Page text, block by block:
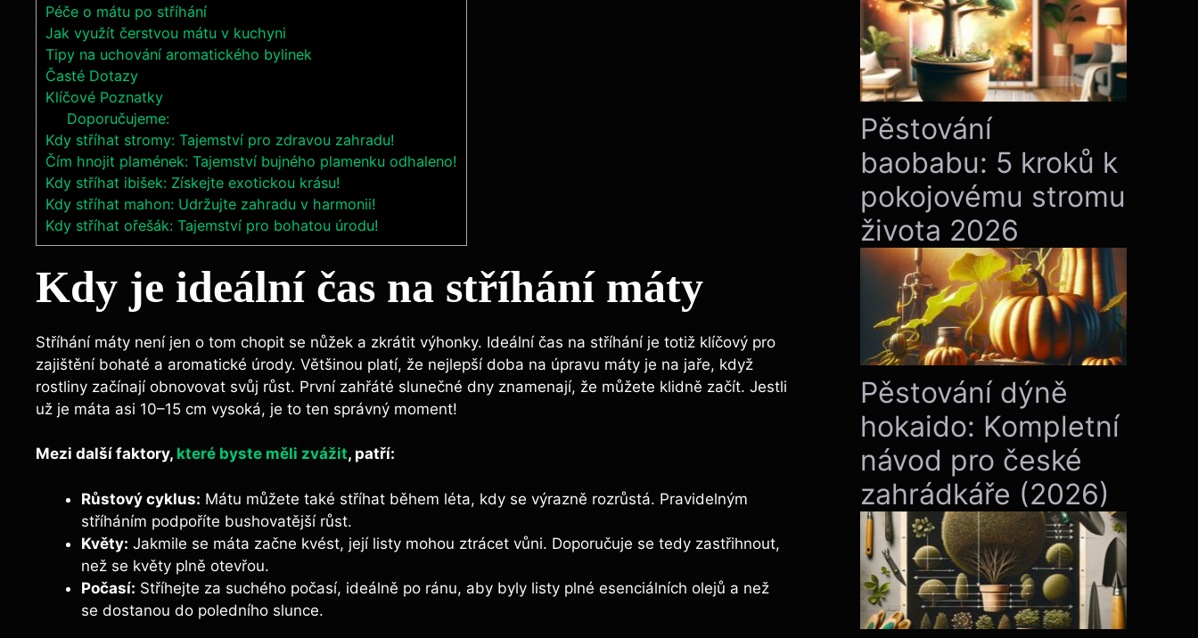
Péče o ⁤mátu po stříhání
Jak‌ využít čerstvou mátu v kuchyni
Tipy na uchování aromatického bylinek
Časté Dotazy
Klíčové Poznatky
Doporučujeme:
Kdy stříhat stromy: Tajemství pro zdravou zahradu!
Čím hnojit plamének: Tajemství bujného plamenku odhaleno!
Kdy stříhat ibišek: Získejte exotickou krásu!
Kdy stříhat mahon: Udržujte zahradu v harmonii!
Kdy stříhat ořešák: Tajemství pro bohatou úrodu!
Kdy je ideální⁤ čas ‌na stříhání máty
Stříhání máty není jen o tom chopit se nůžek a‍ zkrátit​ výhonky. Ideální​ čas na stříhání je totiž klíčový pro
zajištění ⁤bohaté a aromatické⁤ úrody. Většinou platí, že nejlepší doba na úpravu máty je na ⁢jaře, když⁤
rostliny začínají obnovovat svůj růst. První ‍zahřáté slunečné dny znamenají, že můžete klidně začít. Jestli
už⁤ je​ máta asi ​10–15‌ cm vysoká, je to‍ ten správný moment!
Mezi další faktory, které byste měli zvážit, patří:
Růstový cyklus: Mátu můžete také stříhat během léta, kdy se výrazně rozrůstá. Pravidelným
stříháním podpoříte bushovatější růst.
Květy: Jakmile se máta začne kvést, její listy mohou‍ ztrácet vůni. Doporučuje se tedy zastřihnout,
než se květy plně otevřou.
Počasí: Stříhejte ⁣za suchého počasí, ideálně po ránu,⁣ aby byly listy plné esenciálních olejů a než
se dostanou do poledního slunce.
Pěstování
baobabu: 5 kroků k
pokojovému stromu
života 2026
Pěstování dýně
hokaido: Kompletní
návod pro české
zahrádkáře (2026)